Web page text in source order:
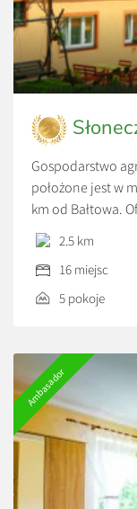
Gospodarstwo
położone jest w
km od Bałtowa.
łazienkami 2,3,4
jest w telewizor z
bezprzewodowy.
całości kuchnia,
2.5 km
16 miejsc
5 pokoje
Ambasador